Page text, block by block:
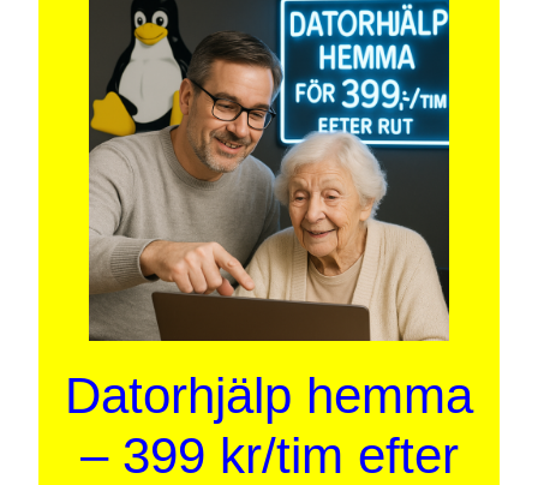
Datorhjälp hemma
– 399 kr/tim efter